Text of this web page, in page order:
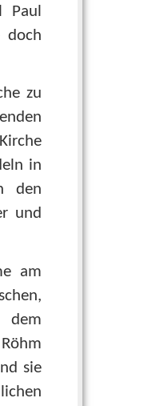
doch
zu
in
den
und
am
dem
sie